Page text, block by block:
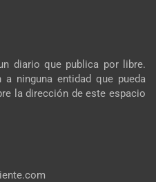
diario que publica por libre.
ninguna entidad que pueda
la dirección de este espacio